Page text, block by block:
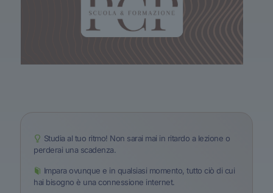
Studia al tuo ritmo! Non sarai mai in ritardo a lezione o
perderai una scadenza.
Impara ovunque e in qualsiasi momento, tutto ciò di cui
hai bisogno è una connessione internet.